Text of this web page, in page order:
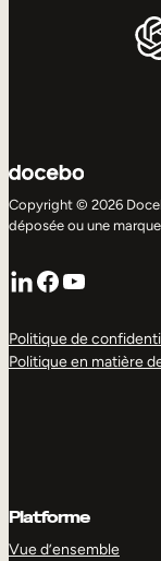
Copyright © 2026
déposée ou une
LinkedIn
Facebook
YouTube
Politique de
Politique en matière
Platforme
Vue d’ensemble